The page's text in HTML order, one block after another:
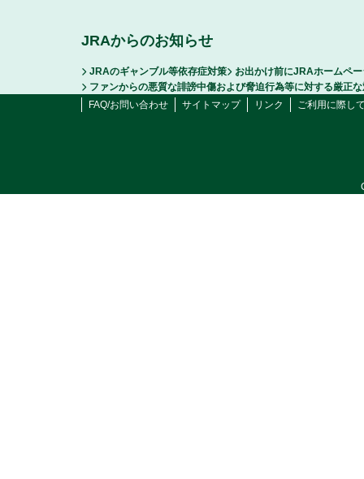
JRAからのお知らせ
JRAのギャンブル等依存症対策
お出かけ前にJRAホームペ
ファンからの悪質な誹謗中傷および脅迫行為等に対する厳正
FAQ/お問い合わせ
サイトマップ リンク ご利用に際し